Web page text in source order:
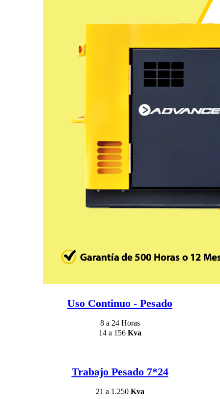
Uso Continuo - Pesado
8 a 24 Horas
14 a 156 Kva
Trabajo Pesado 7*24
21 a 1.250 Kva